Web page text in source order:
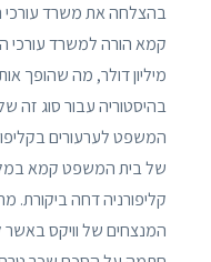
בהצלחה את משרד עורכי
מיליון דולר, מה שהופך
המשפט לערעורים
של בית המשפט קמא
קליפורניה דחה ביקורת.
המנצחים של וויקס